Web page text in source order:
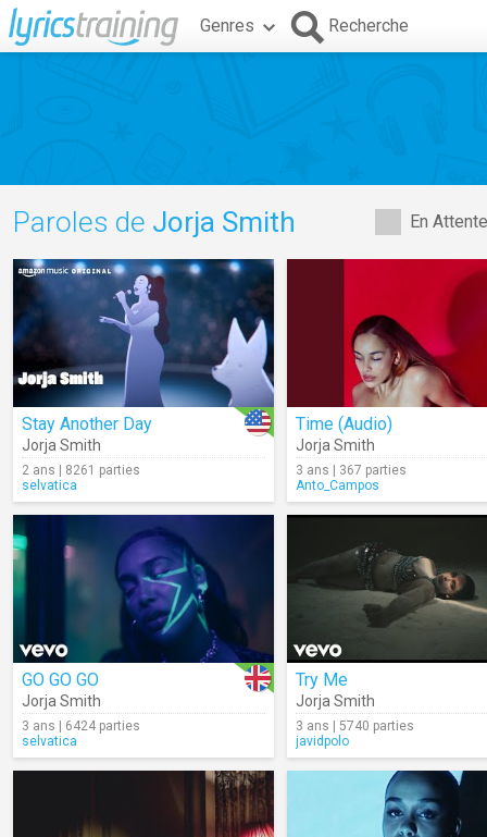
Genres Recherche
En
Paroles de Jorja Smith
Stay Another Day
Jorja Smith
2 ans | 8261 parties
selvatica
Time (Audio)
Jorja Smith
3 ans | 367 parties
Anto_Campos
GO GO GO
Jorja Smith
3 ans | 6424 parties
selvatica
Try Me
Jorja Smith
3 ans | 5740 parties
javidpolo